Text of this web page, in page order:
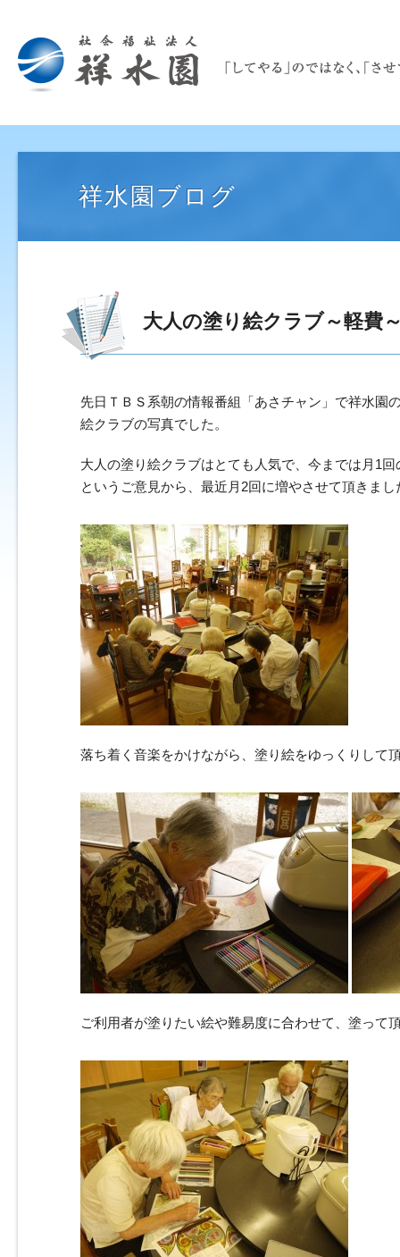
祥水園ブログ
大人の塗り絵クラブ～軽費
先日ＴＢＳ系朝の情報番組「あさチャン」で祥水園
絵クラブの写真でした。
大人の塗り絵クラブはとても人気で、今までは月1
というご意見から、最近月2回に増やさせて頂きまし
落ち着く音楽をかけながら、塗り絵をゆっくりして
ご利用者が塗りたい絵や難易度に合わせて、塗って